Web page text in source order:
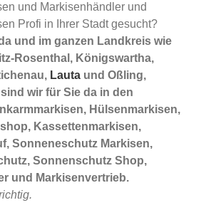
und Markisenhändler und
Profi in Ihrer Stadt gesucht?
und im ganzen Landkreis wie
Rosenthal, Königswartha,
Lauta und Oßling,
wir für Sie da in den
Hülsenmarkisen,
Kassettenmarkisen,
Sonneneschutz Markisen,
Sonnenschutz Shop,
und Markisenvertrieb.